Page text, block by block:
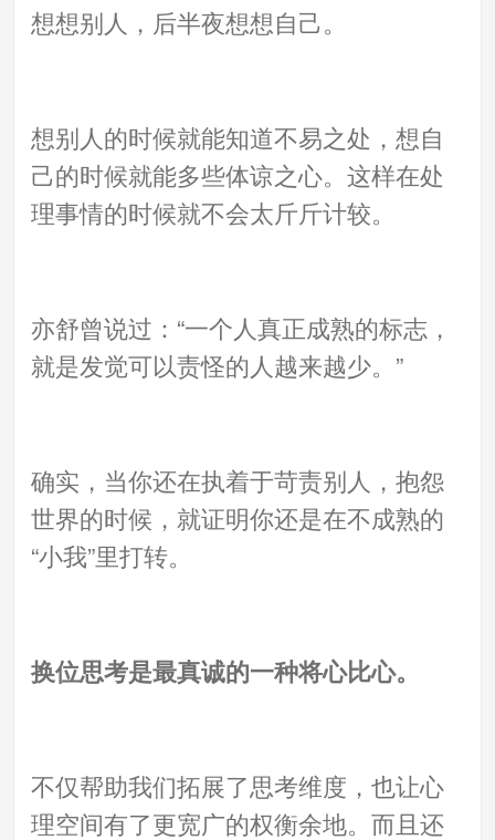
想想别人，后半夜想想自己。
想别人的时候就能知道不易之处，想自
己的时候就能多些体谅之心。这样在处
理事情的时候就不会太斤斤计较。
亦舒曾说过：“一个人真正成熟的标志，
就是发觉可以责怪的人越来越少。”
确实，当你还在执着于苛责别人，抱怨
世界的时候，就证明你还是在不成熟的
“小我”里打转。
换位思考是最真诚的一种将心比心。
不仅帮助我们拓展了思考维度，也让心
理空间有了更宽广的权衡余地。而且还